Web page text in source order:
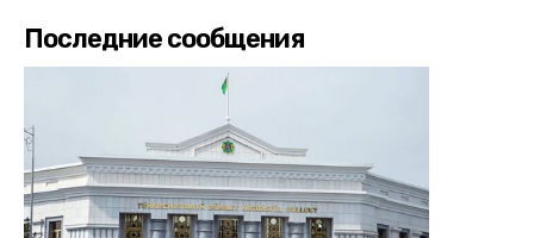
Последние сообщения